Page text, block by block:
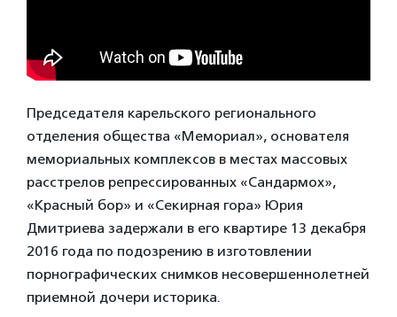
Председателя карельского регионального
отделения общества «Мемориал», основателя
мемориальных комплексов в местах массовых
расстрелов репрессированных «Сандармох»,
«Красный бор» и «Секирная гора» Юрия
Дмитриева задержали в его квартире 13 декабря
2016 года по подозрению в изготовлении
порнографических снимков несовершеннолетней
приемной дочери историка.